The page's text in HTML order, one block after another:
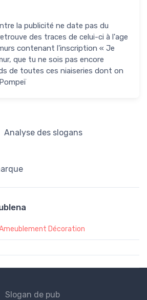
la publicité ne date pas du
des traces de celui-ci à l'age
contenant l'inscription « Je
que tu ne sois pas encore
de toutes ces niaiseries dont on
Analyse des slogans
Décoration
Slogan de pub